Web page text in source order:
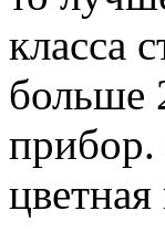
класса
больше
прибор.